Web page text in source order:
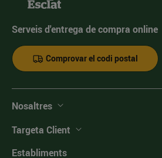
Serveis d'entrega de compra online
Comprovar el codi postal
Nosaltres
Targeta Client
Establiments